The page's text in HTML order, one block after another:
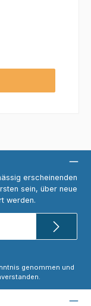
erscheinenden
sein, über neue
werden.
genommen und